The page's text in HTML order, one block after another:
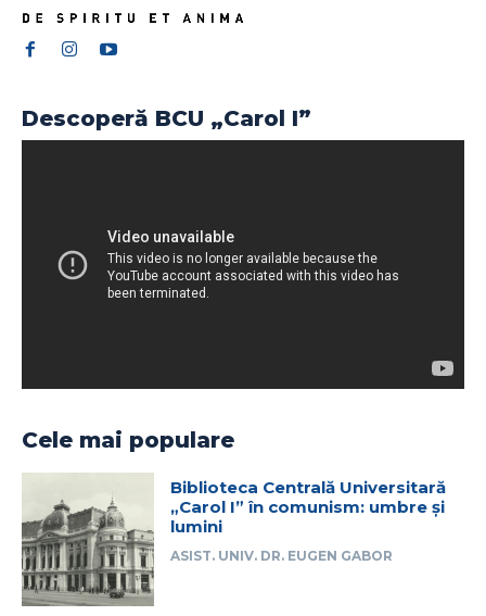
Descoperă BCU „Carol I”
Cele mai populare
Biblioteca Centrală Universitară
„Carol I” în comunism: umbre și
lumini
ASIST. UNIV. DR. EUGEN GABOR